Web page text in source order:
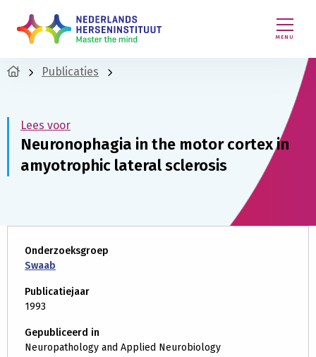
MENU
Publicaties
Lees voor
Neuronophagia in the motor cortex in
amyotrophic lateral sclerosis
Onderzoeksgroep
Swaab
Publicatiejaar
1993
Gepubliceerd in
Neuropathology and Applied Neurobiology